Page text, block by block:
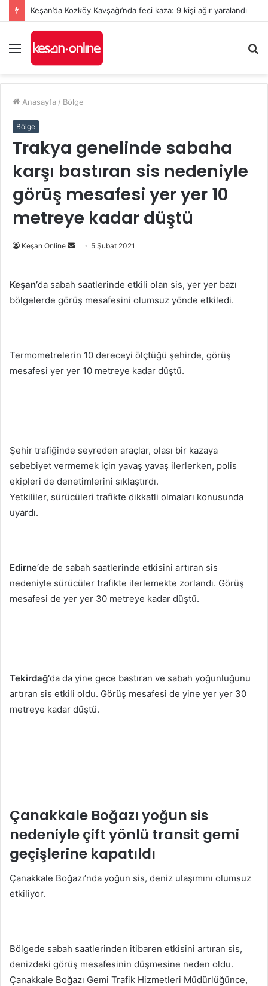
Keşan’da Kozköy Kavşağı’nda feci kaza: 9 kişi ağır yaralandı
Menü
...
Anasayfa / Bölge
Bölge
Trakya genelinde sabaha
karşı bastıran sis nedeniyle
görüş mesafesi yer yer 10
metreye kadar düştü
Keşan Online
Bir
göndermek
5 Şubat 2021
Keşan’da sabah saatlerinde etkili olan sis, yer yer bazı
bölgelerde görüş mesafesini olumsuz yönde etkiledi.
Termometrelerin 10 dereceyi ölçtüğü şehirde, görüş
mesafesi yer yer 10 metreye kadar düştü.
Şehir trafiğinde seyreden araçlar, olası bir kazaya
sebebiyet vermemek için yavaş yavaş ilerlerken, polis
ekipleri de denetimlerini sıklaştırdı.
Yetkililer, sürücüleri trafikte dikkatli olmaları konusunda
uyardı.
Edirne‘de de sabah saatlerinde etkisini artıran sis
nedeniyle sürücüler trafikte ilerlemekte zorlandı. Görüş
mesafesi de yer yer 30 metreye kadar düştü.
Tekirdağ’da da yine gece bastıran ve sabah yoğunluğunu
artıran sis etkili oldu. Görüş mesafesi de yine yer yer 30
metreye kadar düştü.
Çanakkale Boğazı yoğun sis
nedeniyle çift yönlü transit gemi
geçişlerine kapatıldı
Çanakkale Boğazı’nda yoğun sis, deniz ulaşımını olumsuz
etkiliyor.
Bölgede sabah saatlerinden itibaren etkisini artıran sis,
denizdeki görüş mesafesinin düşmesine neden oldu.
Çanakkale Boğazı Gemi Trafik Hizmetleri Müdürlüğünce,